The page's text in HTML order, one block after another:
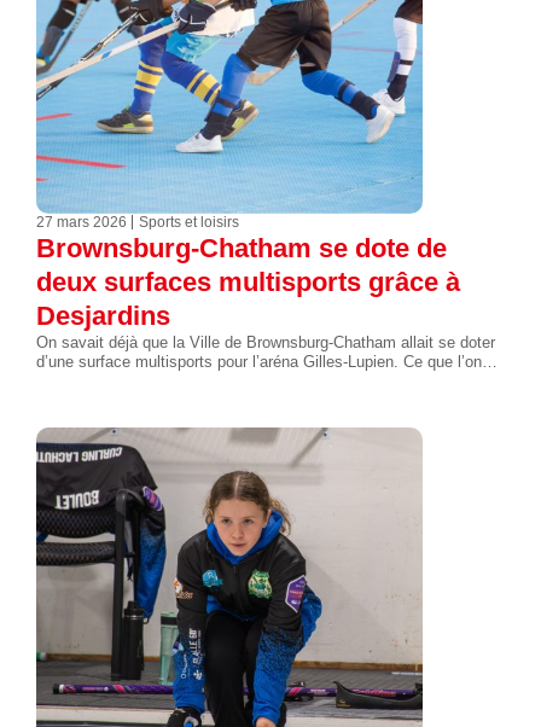
27 mars 2026 Sports et loisirs
Brownsburg-Chatham se dote de
deux surfaces multisports grâce à
Desjardins
On savait déjà que la Ville de Brownsburg-Chatham allait se doter
d’une surface multisports pour l’aréna Gilles-Lupien. Ce que l’on…